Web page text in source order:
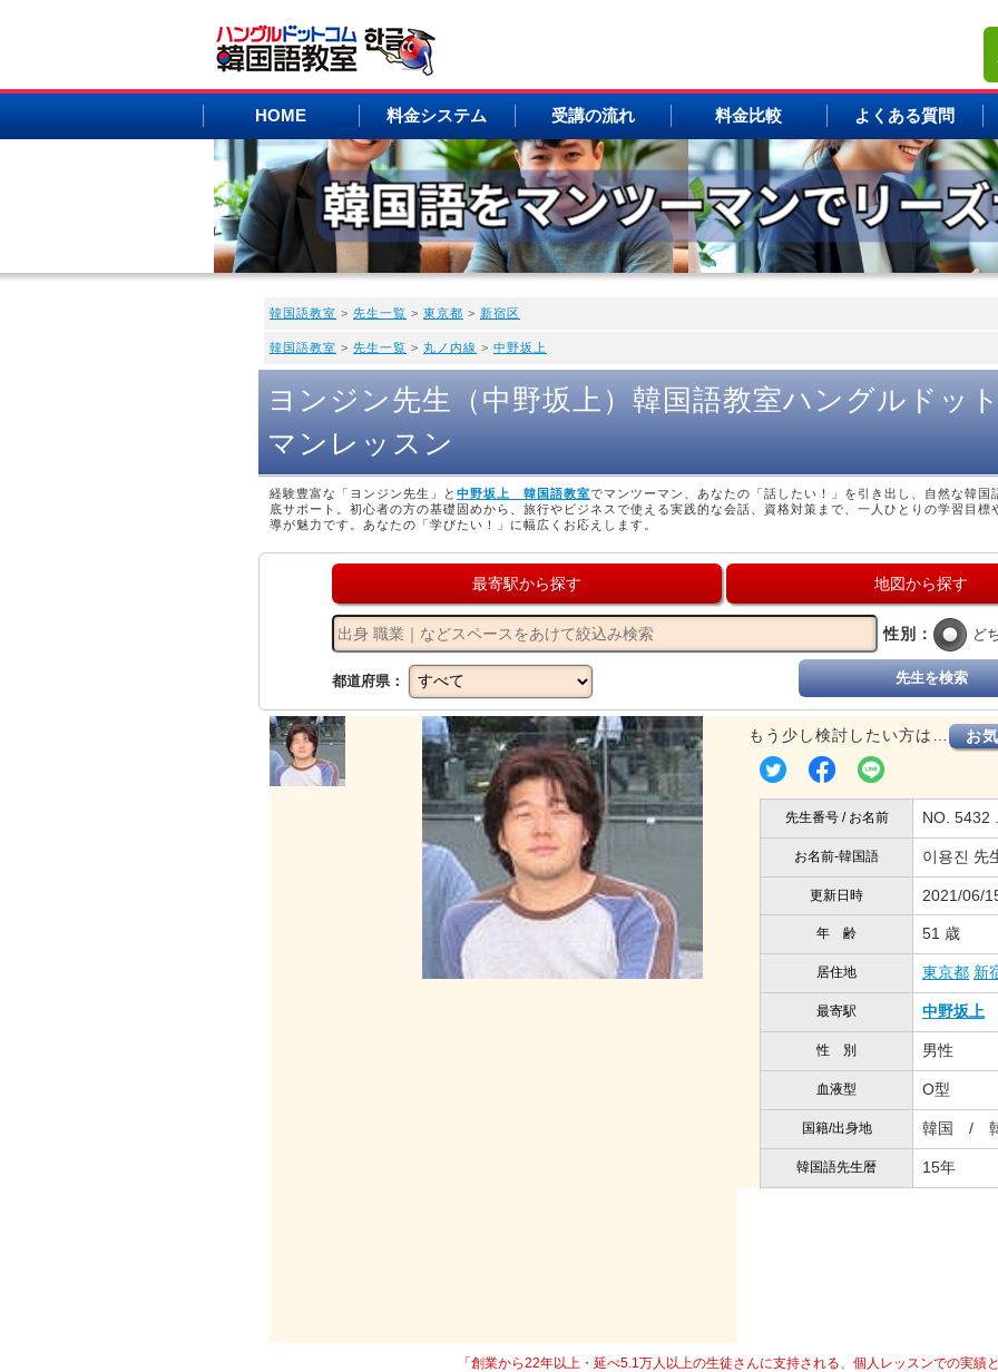
HOME 料金システム 受講の流れ 料金比較 よくある質問
韓国語教室 > 先生一覧 > 東京都 > 新宿区
韓国語教室 > 先生一覧 > 丸ノ内線 > 中野坂上
ヨンジン先生（中野坂上）韓国語教室ハングルドッ
マンレッスン
経験豊富な「ヨンジン先生」と 中野坂上 韓国語教室でマンツーマン、あなたの「話したい！」を引き出し、自然な韓国
底サポート。初心者の方の基礎固めから、旅行やビジネスで使える実践的な会話、資格対策まで、一人ひとりの学習目標
導が魅力です。あなたの「学びたい！」に幅広くお応えします。
最寄駅から探す 地図から探す
性別： ど
都道府県： 先生を検索
もう少し検討したい方は… お
先生番号 / お名前 NO. 5432
お名前-韓国語 이용진 先
更新日時 2021/06/
年 齢 51 歳
居住地 東京都 新
最寄駅 中野坂上
性 別 男性
血液型 O型
国籍/出身地 韓国 / 韓
韓国語先生暦 15年
「創業から22年以上・延べ5.1万人以上の生徒さんに支持される、個人レッスンでの実績と